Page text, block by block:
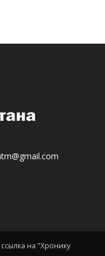
на "Хронику